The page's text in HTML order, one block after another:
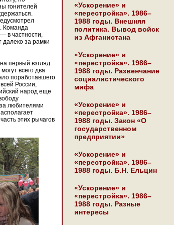
гонителей
Команда
в частности,
за рамки
первый взгляд.
всего два
поработавшего
России,
народ еще
любителями
этих рычагов
«Ускорение» и
«перестройка». 1986–
1988 годы. Внешняя
политика. Вывод войск
из Афганистана
«Ускорение» и
«перестройка». 1986–
1988 годы. Развенчание
социалистического
мифа
«Ускорение» и
«перестройка». 1986–
1988 годы. Закон «О
государственном
предприятии»
«Ускорение» и
«перестройка». 1986–
1988 годы. Б.Н. Ельцин
«Ускорение» и
«перестройка». 1986–
1988 годы. Разные
интересы